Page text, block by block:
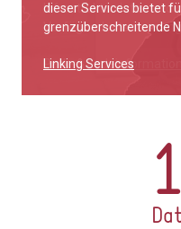
dieser Services bietet
grenzüberschreitende
Linking Services
Infrastrukturdaten und
Park- &